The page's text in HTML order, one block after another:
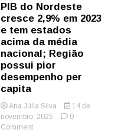
PIB do Nordeste
cresce 2,9% em 2023
e tem estados
acima da média
nacional; Região
possui pior
desempenho per
capita
Ana Júlia Silva
14 de
novembro, 2025
0
Commenton